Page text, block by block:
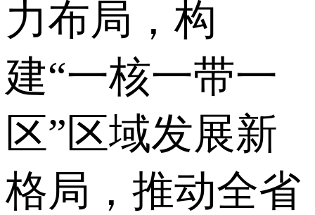
力布局，构
建“一核一带一
区”区域发展新
格局，推动全省